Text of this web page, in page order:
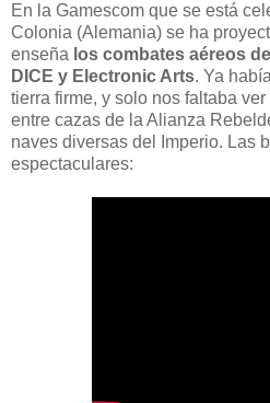
En la Gamescom que se está
Colonia (Alemania) se ha
enseña los combates aéreos
DICE y Electronic Arts. Ya
tierra firme, y solo nos faltaba
entre cazas de la Alianza
naves diversas del Imperio. Las
espectaculares: